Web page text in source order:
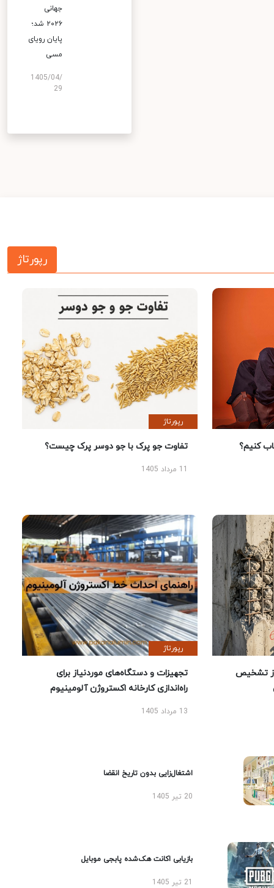
جهانی
۲۰۲۶ شد؛
پایان رویای
مسی
1405/04/
29
رپورتاژ
کنیم؟
رپورتاژ
تفاوت جو پرک با جو دوسر پرک چیست؟
تشخیص
رپورتاژ
تجهیزات و دستگاه‌های موردنیاز برای
راه‌اندازی کارخانه اکستروژن آلومینیوم
13 مرداد 1405
اشتغال‌زایی بدون تاریخ انقضا
20 تیر 1405
بازیابی اکانت هک‌شده پابجی موبایل